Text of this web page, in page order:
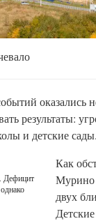
результаты:
и детские сады.
Дефицит
Как
Мурино
двух